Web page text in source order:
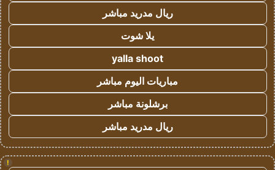
ريال مدريد مباشر
يلا شوت
yalla shoot
مباريات اليوم مباشر
برشلونة مباشر
ريال مدريد مباشر
!